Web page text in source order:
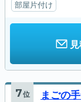
部屋片付け
7位 まごの